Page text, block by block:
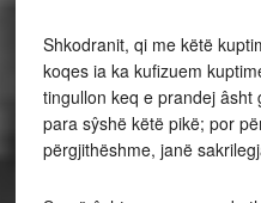
Shkodranit, qi me këtë
koqes ia ka kufizuem
tingullon keq e prandej
para sŷshë këtë pikë; por
përgjithëshme, janë